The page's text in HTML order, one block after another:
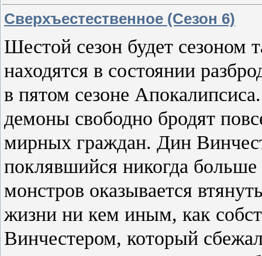
Сверхъестественное (Сезон 6)
Шестой сезон будет сезоном
находятся в состоянии
в пятом сезоне
демоны свободно бродят
мирных граждан. Дин
поклявшийся никогда больше
монстров оказывается
жизни ни кем иным, как
Винчестером, который